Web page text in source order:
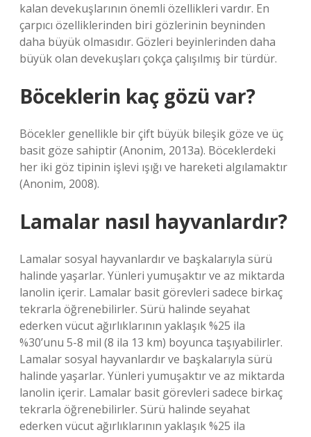
kalan devekuşlarının önemli özellikleri vardır. En
çarpıcı özelliklerinden biri gözlerinin beyninden
daha büyük olmasıdır. Gözleri beyinlerinden daha
büyük olan devekuşları çokça çalışılmış bir türdür.
Böceklerin kaç gözü var?
Böcekler genellikle bir çift büyük bileşik göze ve üç
basit göze sahiptir (Anonim, 2013a). Böceklerdeki
her iki göz tipinin işlevi ışığı ve hareketi algılamaktır
(Anonim, 2008).
Lamalar nasıl hayvanlardır?
Lamalar sosyal hayvanlardır ve başkalarıyla sürü
halinde yaşarlar. Yünleri yumuşaktır ve az miktarda
lanolin içerir. Lamalar basit görevleri sadece birkaç
tekrarla öğrenebilirler. Sürü halinde seyahat
ederken vücut ağırlıklarının yaklaşık %25 ila
%30’unu 5-8 mil (8 ila 13 km) boyunca taşıyabilirler.
Lamalar sosyal hayvanlardır ve başkalarıyla sürü
halinde yaşarlar. Yünleri yumuşaktır ve az miktarda
lanolin içerir. Lamalar basit görevleri sadece birkaç
tekrarla öğrenebilirler. Sürü halinde seyahat
ederken vücut ağırlıklarının yaklaşık %25 ila